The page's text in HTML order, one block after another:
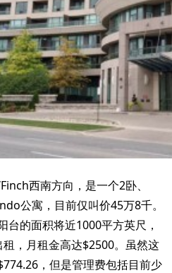
西南方向，是一个2卧、
公寓，目前仅叫价45万8千。
台的面积将近1000平方英尺，
，月租金高达$2500。虽然这
，但是管理费包括目前少